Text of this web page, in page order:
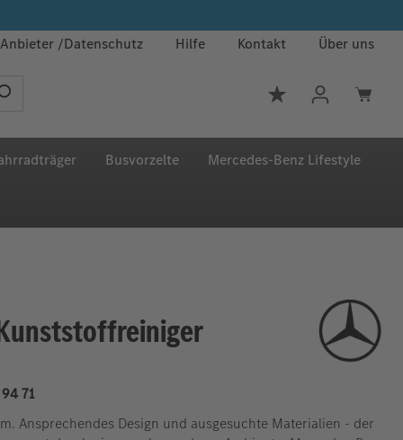
Anbieter Datenschutz Hilfe Kontakt Über uns
Du hast 0
Busvorzelte Mercedes‑Benz Lifestyle
71
Ansprechendes Design und ausgesuchte Materialien - der